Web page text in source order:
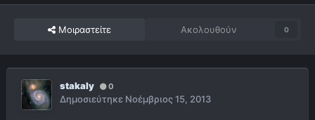
Μοιραστείτε Ακολουθούν 0
stakaly 0
Δημοσιεύτηκε Νοέμβριος 15, 2013